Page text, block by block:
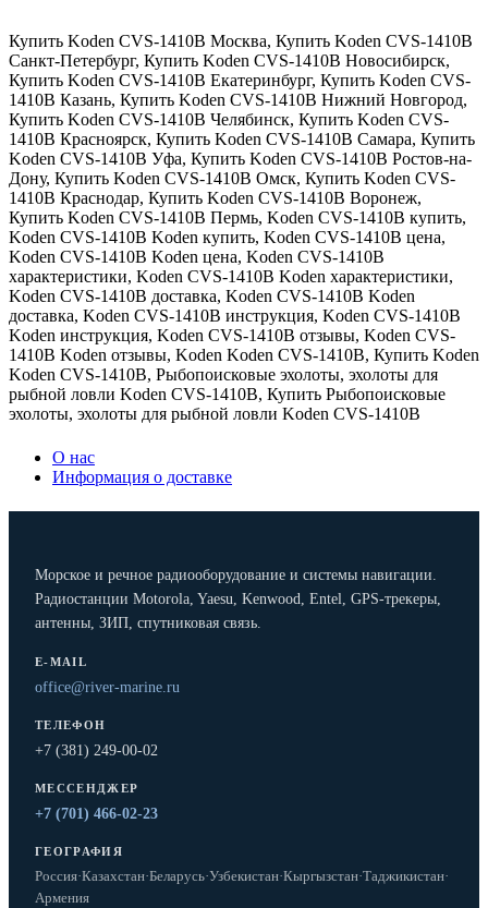
Купить Koden CVS-1410B Москва, Купить Koden CVS-1410B
Санкт-Петербург, Купить Koden CVS-1410B Новосибирск,
Купить Koden CVS-1410B Екатеринбург, Купить Koden CVS-
1410B Казань, Купить Koden CVS-1410B Нижний Новгород,
Купить Koden CVS-1410B Челябинск, Купить Koden CVS-
1410B Красноярск, Купить Koden CVS-1410B Самара, Купить
Koden CVS-1410B Уфа, Купить Koden CVS-1410B Ростов-на-
Дону, Купить Koden CVS-1410B Омск, Купить Koden CVS-
1410B Краснодар, Купить Koden CVS-1410B Воронеж,
Купить Koden CVS-1410B Пермь, Koden CVS-1410B купить,
Koden CVS-1410B Koden купить, Koden CVS-1410B цена,
Koden CVS-1410B Koden цена, Koden CVS-1410B
характеристики, Koden CVS-1410B Koden характеристики,
Koden CVS-1410B доставка, Koden CVS-1410B Koden
доставка, Koden CVS-1410B инструкция, Koden CVS-1410B
Koden инструкция, Koden CVS-1410B отзывы, Koden CVS-
1410B Koden отзывы, Koden Koden CVS-1410B, Купить Koden
Koden CVS-1410B, Рыбопоисковые эхолоты, эхолоты для
рыбной ловли Koden CVS-1410B, Купить Рыбопоисковые
эхолоты, эхолоты для рыбной ловли Koden CVS-1410B
О нас
Информация о доставке
Морское и речное радиооборудование и системы навигации.
Радиостанции Motorola, Yaesu, Kenwood, Entel, GPS-трекеры,
антенны, ЗИП, спутниковая связь.
E-MAIL
office@river-marine.ru
ТЕЛЕФОН
+7 (381) 249-00-02
МЕССЕНДЖЕР
+7 (701) 466-02-23
ГЕОГРАФИЯ
Россия·Казахстан·Беларусь·Узбекистан·Кыргызстан·Таджикистан·
Армения